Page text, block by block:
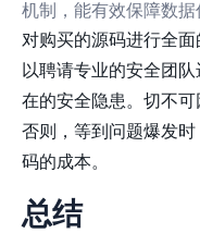
机制，能有效保障数据
对购买的源码进行全
以聘请专业的安全团
在的安全隐患。切不可
否则，等到问题爆发
码的成本。
总结